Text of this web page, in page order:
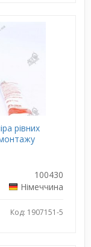
рівних
100430
Німеччина
Код: 1907151-5